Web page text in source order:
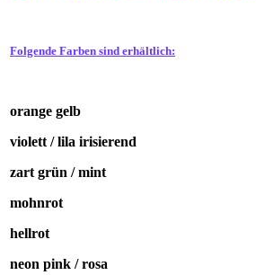
Folgende Farben sind erhältlich:
orange gelb
violett / lila irisierend
zart grün / mint
mohnrot
hellrot
neon pink / rosa